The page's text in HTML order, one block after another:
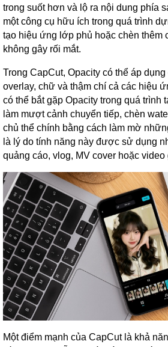
trong suốt hơn và lộ ra nội dung phía
một công cụ hữu ích trong quá trình
tạo hiệu ứng lớp phủ hoặc chèn thêm
không gây rối mắt.
Trong CapCut, Opacity có thể áp
overlay, chữ và thậm chí cả các hiệu
có thể bắt gặp Opacity trong quá trình
làm mượt cảnh chuyển tiếp, chèn
chủ thể chính bằng cách làm mờ
là lý do tính năng này được sử dụng
quảng cáo, vlog, MV cover hoặc
Một điểm mạnh của CapCut là khả